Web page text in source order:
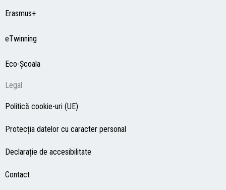
Erasmus+
eTwinning
Eco-Şcoala
Legal
Politică cookie-uri (UE)
Protecția datelor cu caracter personal
Declarație de accesibilitate
Contact